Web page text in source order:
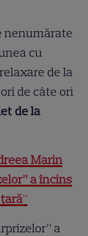
nenumărate
cu
de la
de câte ori
de la
Marin
a încins
”
a